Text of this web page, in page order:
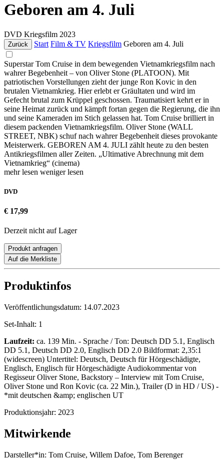
Geboren am 4. Juli
DVD Kriegsfilm 2023
Zurück Start Film & TV Kriegsfilm Geboren am 4. Juli
Superstar Tom Cruise in dem bewegenden Vietnamkriegsfilm nach
wahrer Begebenheit – von Oliver Stone (PLATOON). Mit
patriotischen Vorstellungen zieht der junge Ron Kovic in den
brutalen Vietnamkrieg. Hier erlebt er Gräultaten und wird im
Gefecht brutal zum Krüppel geschossen. Traumatisiert kehrt er in
seine Heimat zurück und kämpft fortan gegen die Regierung, die ihn
und seine Kameraden im Stich gelassen hat. Tom Cruise brilliert in
diesem packenden Vietnamkriegsfilm. Oliver Stone (WALL
STREET, NBK) schuf nach wahrer Begebenheit dieses provokante
Meisterwerk. GEBOREN AM 4. JULI zählt heute zu den besten
Antikriegsfilmen aller Zeiten. „Ultimative Abrechnung mit dem
Vietnamkrieg“ (cinema)
mehr lesen weniger lesen
DVD
€ 17,99
Derzeit nicht auf Lager
Produkt anfragen
Auf die Merkliste
Produktinfos
Veröffentlichungsdatum: 14.07.2023
Set-Inhalt: 1
Laufzeit: ca. 139 Min. - Sprache / Ton: Deutsch DD 5.1, Englisch
DD 5.1, Deutsch DD 2.0, Englisch DD 2.0 Bildformat: 2,35:1
(widescreen) Untertitel: Deutsch, Deutsch für Hörgeschädigte,
Englisch, Englisch für Hörgeschädigte Audiokommentar von
Regisseur Oliver Stone, Backstory – Interview mit Tom Cruise,
Oliver Stone und Ron Kovic (ca. 22 Min.), Trailer (D in HD / US) -
*mit deutschen &amp; englischen UT
Produktionsjahr: 2023
Mitwirkende
Darsteller*in: Tom Cruise, Willem Dafoe, Tom Berenger